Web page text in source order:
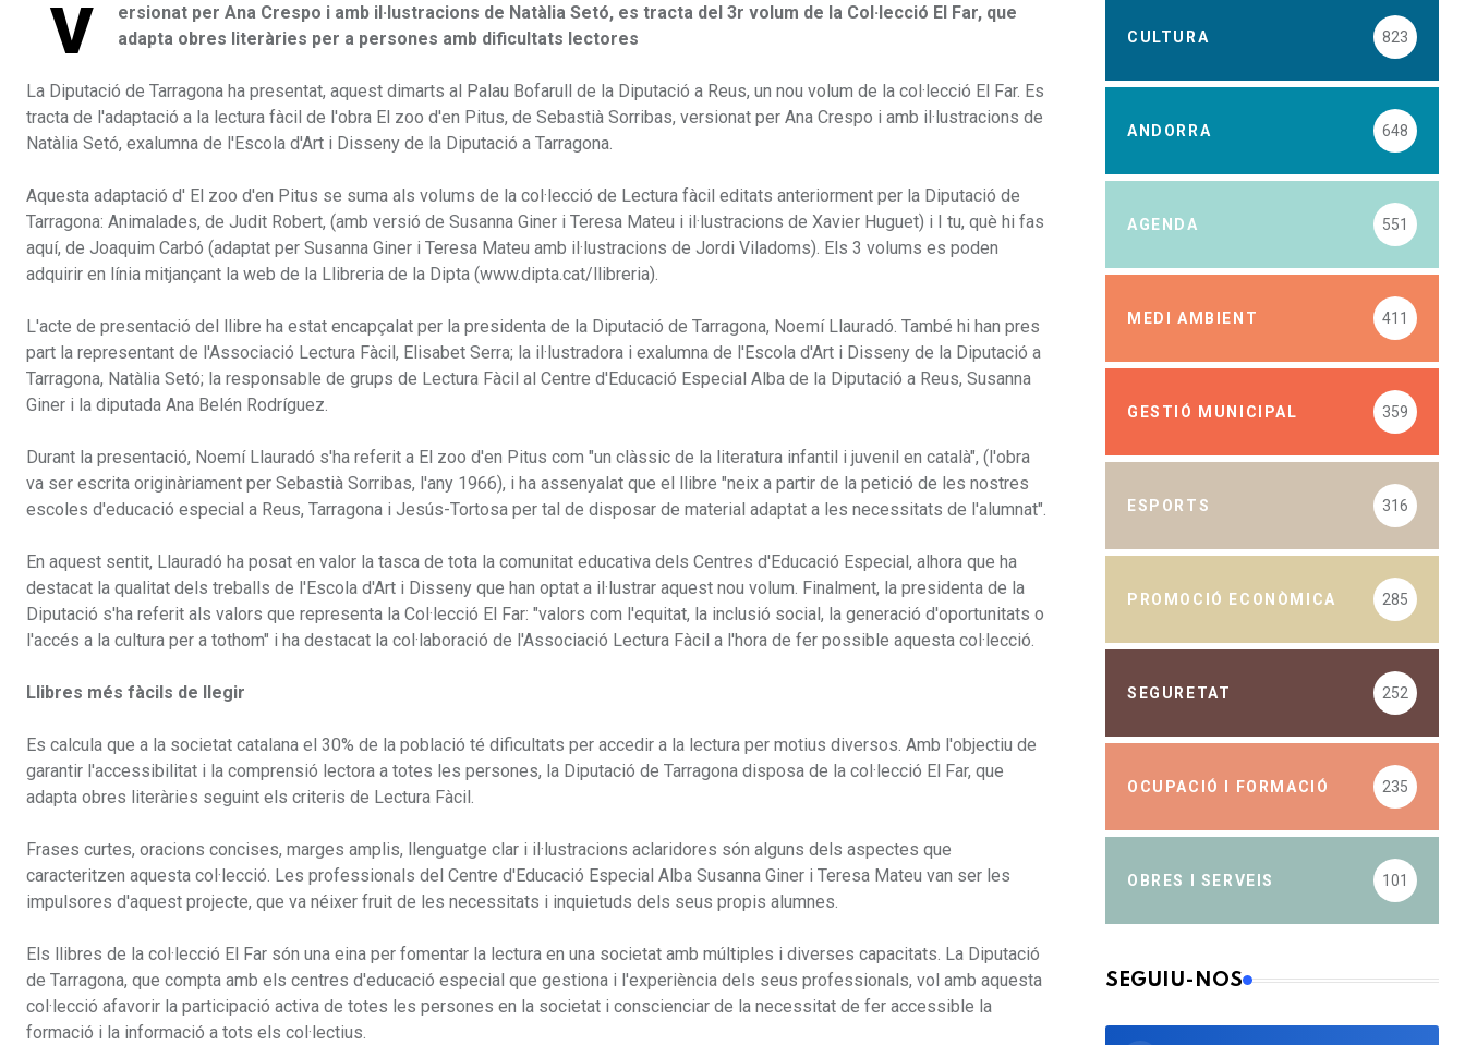
V
ersionat per Ana Crespo i amb il·lustracions de Natàlia Setó, es tracta del 3r volum de la Col·lecció El Far, que
adapta obres literàries per a persones amb dificultats lectores
La Diputació de Tarragona ha presentat, aquest dimarts al Palau Bofarull de la Diputació a Reus, un nou volum de la col·lecció El Far. Es
tracta de l'adaptació a la lectura fàcil de l'obra El zoo d'en Pitus, de Sebastià Sorribas, versionat per Ana Crespo i amb il·lustracions de
Natàlia Setó, exalumna de l'Escola d'Art i Disseny de la Diputació a Tarragona.
Aquesta adaptació d' El zoo d'en Pitus se suma als volums de la col·lecció de Lectura fàcil editats anteriorment per la Diputació de
Tarragona: Animalades, de Judit Robert, (amb versió de Susanna Giner i Teresa Mateu i il·lustracions de Xavier Huguet) i I tu, què hi fas
aquí, de Joaquim Carbó (adaptat per Susanna Giner i Teresa Mateu amb il·lustracions de Jordi Viladoms). Els 3 volums es poden
adquirir en línia mitjançant la web de la Llibreria de la Dipta (www.dipta.cat/llibreria).
L'acte de presentació del llibre ha estat encapçalat per la presidenta de la Diputació de Tarragona, Noemí Llauradó. També hi han pres
part la representant de l'Associació Lectura Fàcil, Elisabet Serra; la il·lustradora i exalumna de l'Escola d'Art i Disseny de la Diputació a
Tarragona, Natàlia Setó; la responsable de grups de Lectura Fàcil al Centre d'Educació Especial Alba de la Diputació a Reus, Susanna
Giner i la diputada Ana Belén Rodríguez.
Durant la presentació, Noemí Llauradó s'ha referit a El zoo d'en Pitus com "un clàssic de la literatura infantil i juvenil en català", (l'obra
va ser escrita originàriament per Sebastià Sorribas, l'any 1966), i ha assenyalat que el llibre "neix a partir de la petició de les nostres
escoles d'educació especial a Reus, Tarragona i Jesús-Tortosa per tal de disposar de material adaptat a les necessitats de l'alumnat".
En aquest sentit, Llauradó ha posat en valor la tasca de tota la comunitat educativa dels Centres d'Educació Especial, alhora que ha
destacat la qualitat dels treballs de l'Escola d'Art i Disseny que han optat a il·lustrar aquest nou volum. Finalment, la presidenta de la
Diputació s'ha referit als valors que representa la Col·lecció El Far: "valors com l'equitat, la inclusió social, la generació d'oportunitats o
l'accés a la cultura per a tothom" i ha destacat la col·laboració de l'Associació Lectura Fàcil a l'hora de fer possible aquesta col·lecció.
Llibres més fàcils de llegir
Es calcula que a la societat catalana el 30% de la població té dificultats per accedir a la lectura per motius diversos. Amb l'objectiu de
garantir l'accessibilitat i la comprensió lectora a totes les persones, la Diputació de Tarragona disposa de la col·lecció El Far, que
adapta obres literàries seguint els criteris de Lectura Fàcil.
Frases curtes, oracions concises, marges amplis, llenguatge clar i il·lustracions aclaridores són alguns dels aspectes que
caracteritzen aquesta col·lecció. Les professionals del Centre d'Educació Especial Alba Susanna Giner i Teresa Mateu van ser les
impulsores d'aquest projecte, que va néixer fruit de les necessitats i inquietuds dels seus propis alumnes.
Els llibres de la col·lecció El Far són una eina per fomentar la lectura en una societat amb múltiples i diverses capacitats. La Diputació
de Tarragona, que compta amb els centres d'educació especial que gestiona i l'experiència dels seus professionals, vol amb aquesta
col·lecció afavorir la participació activa de totes les persones en la societat i conscienciar de la necessitat de fer accessible la
formació i la informació a tots els col·lectius.
CULTURA 823
ANDORRA 648
AGENDA 551
MEDI AMBIENT 411
GESTIÓ MUNICIPAL 359
ESPORTS 316
PROMOCIÓ ECONÒMICA 285
SEGURETAT 252
OCUPACIÓ I FORMACIÓ 235
OBRES I SERVEIS 101
SEGUIU-NOS